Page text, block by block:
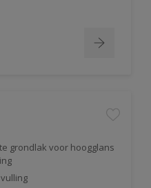
grondlak voor hoogglans